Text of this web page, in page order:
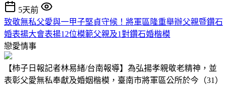
5天前
致敬無私父愛與一甲子堅貞守候！將軍區隆重舉辦父親暨鑽石
婚表揚大會表揚12位模範父親及1對鑽石婚楷模
戀愛情事
【柿子日報記者林易緒/台南報導】為弘揚孝親敬老精神，並
表彰父愛無私奉獻及婚姻楷模，臺南市將軍區公所於今（31）